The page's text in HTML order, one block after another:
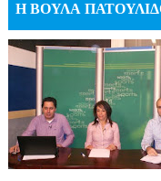
Η ΒΟΥΛΑ